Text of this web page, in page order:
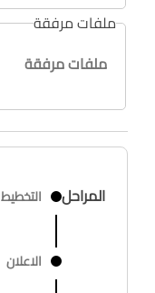
ملفات مرفقة
ملفات مرفقة
المراحل التخطيط
الاعلان